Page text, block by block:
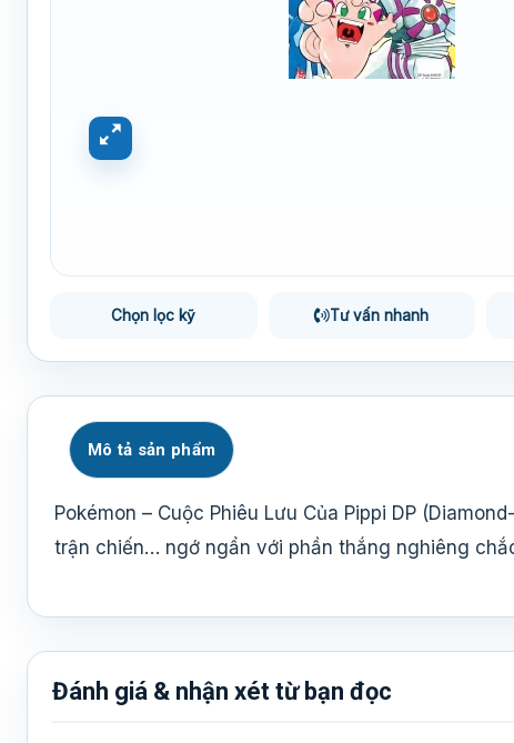
Chọn lọc kỹ Tư vấn nhanh
Mô tả sản phẩm
Pokémon – Cuộc Phiêu Lưu Của Pippi DP
trận chiến… ngớ ngẩn với phần thắng nghiêng
Đánh giá & nhận xét từ bạn đọc